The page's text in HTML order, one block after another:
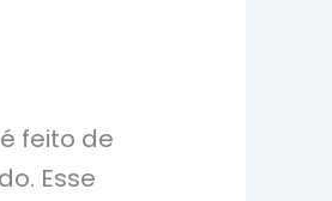
feito de
Esse